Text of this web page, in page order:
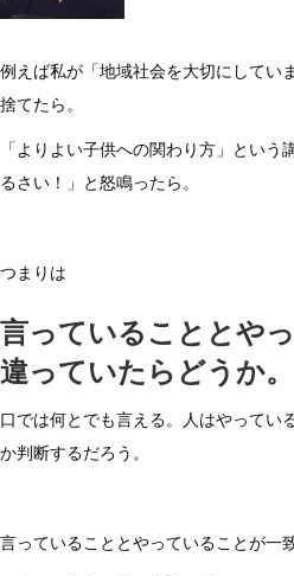
ら
神
は
例えば私が「地域社会を大切にしてい
捨てたら。
「よりよい子供への関わり方」という
るさい！」と怒鳴ったら。
つまりは
言っていることとや
違っていたらどうか。
口では何とでも言える。人はやってい
か判断するだろう。
言っていることとやっていることが一